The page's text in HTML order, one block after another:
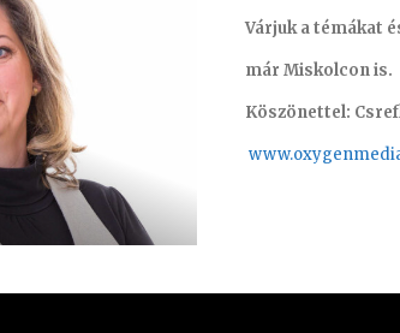
Várjuk a témákat
már Miskolcon is.
Köszönettel:
www.oxyge